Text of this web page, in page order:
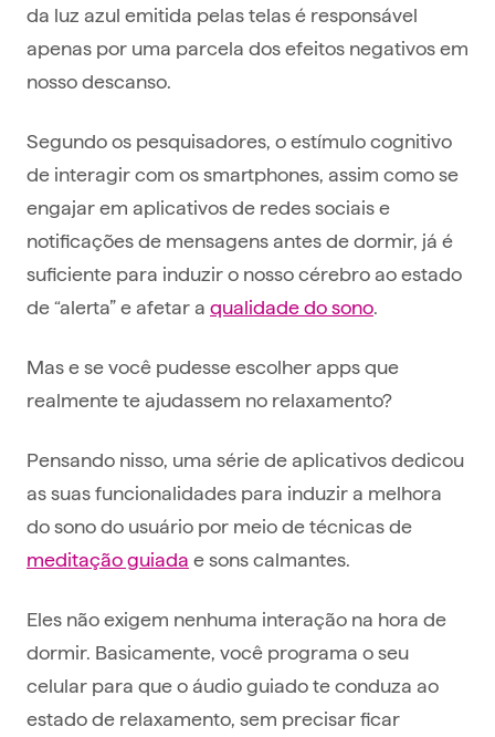
da luz azul emitida pelas telas é responsável
apenas por uma parcela dos efeitos negativos em
nosso descanso.
Segundo os pesquisadores, o estímulo cognitivo
de interagir com os smartphones, assim como se
engajar em aplicativos de redes sociais e
notificações de mensagens antes de dormir, já é
suficiente para induzir o nosso cérebro ao estado
de “alerta” e afetar a qualidade do sono.
Mas e se você pudesse escolher apps que
realmente te ajudassem no relaxamento?
Pensando nisso, uma série de aplicativos dedicou
as suas funcionalidades para induzir a melhora
do sono do usuário por meio de técnicas de
meditação guiada e sons calmantes.
Eles não exigem nenhuma interação na hora de
dormir. Basicamente, você programa o seu
celular para que o áudio guiado te conduza ao
estado de relaxamento, sem precisar ficar